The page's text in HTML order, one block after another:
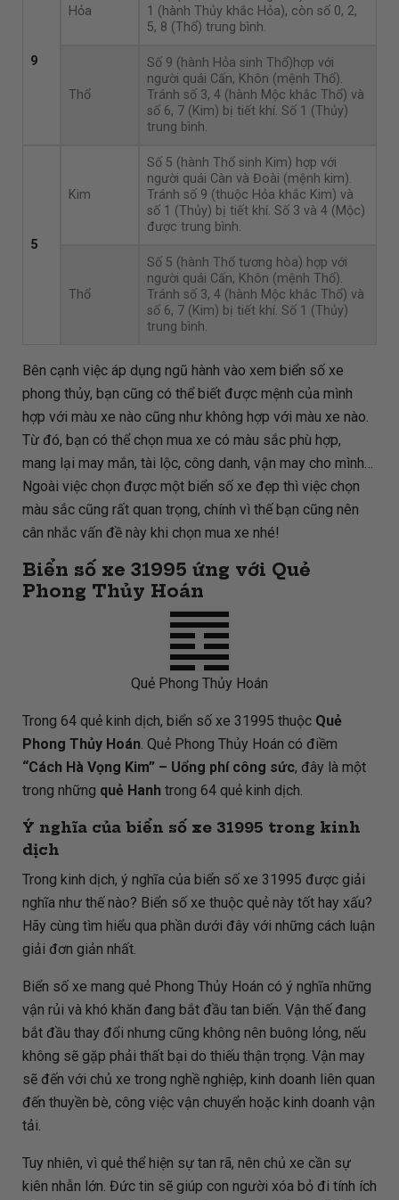
9
Hỏa
1 (hành Thủy khắc Hỏa), còn số 0, 2,
5, 8 (Thổ) trung bình.
Thổ
Số 9 (hành Hỏa sinh Thổ)hợp với
người quái Cấn, Khôn (mệnh Thổ).
Tránh số 3, 4 (hành Mộc khắc Thổ) và
số 6, 7 (Kim) bị tiết khí. Số 1 (Thủy)
trung bình.
5
Kim
Số 5 (hành Thổ sinh Kim) hợp với
người quái Càn và Đoài (mệnh kim).
Tránh số 9 (thuộc Hỏa khắc Kim) và
số 1 (Thủy) bị tiết khí. Số 3 và 4 (Mộc)
được trung bình.
Thổ
Số 5 (hành Thổ tương hòa) hợp với
người quái Cấn, Khôn (mệnh Thổ).
Tránh số 3, 4 (hành Mộc khắc Thổ) và
số 6, 7 (Kim) bị tiết khí. Số 1 (Thủy)
trung bình.
Bên cạnh việc áp dụng ngũ hành vào xem biển số xe
phong thủy, bạn cũng có thể biết được mệnh của mình
hợp với màu xe nào cũng như không hợp với màu xe nào.
Từ đó, bạn có thể chọn mua xe có màu sắc phù hợp,
mang lại may mắn, tài lộc, công danh, vận may cho mình…
Ngoài việc chọn được một biển số xe đẹp thì việc chọn
màu sắc cũng rất quan trọng, chính vì thế bạn cũng nên
cân nhắc vấn đề này khi chọn mua xe nhé!
Biển số xe 31995 ứng với Quẻ
Phong Thủy Hoán
Quẻ Phong Thủy Hoán
Trong 64 quẻ kinh dịch, biển số xe 31995 thuộc Quẻ
Phong Thủy Hoán. Quẻ Phong Thủy Hoán có điềm
“Cách Hà Vọng Kim” – Uổng phí công sức, đây là một
trong những quẻ Hanhtrong 64 quẻ kinh dịch.
Ý nghĩa của biển số xe 31995 trong kinh
dịch
Trong kinh dịch, ý nghĩa của biển số xe 31995 được giải
nghĩa như thế nào? Biển số xe thuộc quẻ này tốt hay xấu?
Hãy cùng tìm hiểu qua phần dưới đây với những cách luận
giải đơn giản nhất.
Biển số xe mang quẻ Phong Thủy Hoán có ý nghĩa những
vận rủi và khó khăn đang bắt đầu tan biến. Vận thế đang
bắt đầu thay đổi nhưng cũng không nên buông lỏng, nếu
không sẽ gặp phải thất bại do thiếu thận trọng. Vận may
sẽ đến với chủ xe trong nghề nghiệp, kinh doanh liên quan
đến thuyền bè, công việc vận chuyển hoặc kinh doanh vận
tải.
Tuy nhiên, vì quẻ thể hiện sự tan rã, nên chủ xe cần sự
kiên nhẫn lớn. Đức tin sẽ giúp con người xóa bỏ đi tính ích